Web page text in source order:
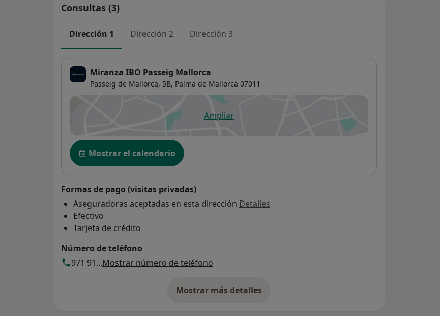
Consultas (3)
Dirección 1 Dirección 2 Dirección 3
Miranza IBO Passeig Mallorca
Passeig de Mallorca, 5B, Palma de Mallorca 07011
Ampliarse abre en una nueva pestaña
Disponibilidad
Mostrar el calendario
Formas de pago (visitas privadas)
Aseguradoras aceptadas en esta dirección Detalles
Efectivo
Tarjeta de crédito
Número de teléfono
971 91...Mostrar número de teléfono
Mostrar más detalles
sobre la dirección